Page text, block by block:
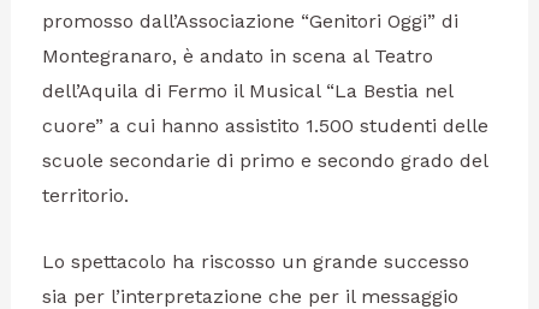
promosso dall’Associazione “Genitori Oggi” di
Montegranaro, è andato in scena al Teatro
dell’Aquila di Fermo il Musical “La Bestia nel
cuore” a cui hanno assistito 1.500 studenti delle
scuole secondarie di primo e secondo grado del
territorio.
Lo spettacolo ha riscosso un grande successo
sia per l’interpretazione che per il messaggio